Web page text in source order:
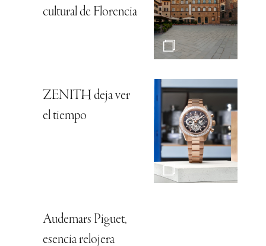
cultural de Florencia
ZENITH deja ver
el tiempo
Audemars Piguet,
esencia relojera